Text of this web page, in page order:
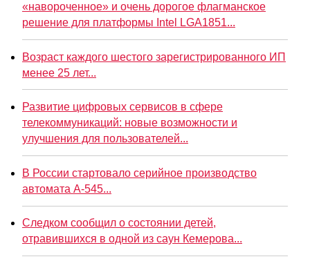
«навороченное» и очень дорогое флагманское
решение для платформы Intel LGA1851...
Возраст каждого шестого зарегистрированного ИП
менее 25 лет...
Развитие цифровых сервисов в сфере
телекоммуникаций: новые возможности и
улучшения для пользователей...
В России стартовало серийное производство
автомата А-545...
Следком сообщил о состоянии детей,
отравившихся в одной из саун Кемерова...